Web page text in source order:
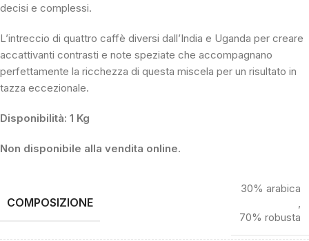
decisi e complessi.
L’intreccio di quattro caffè diversi dall’India e Uganda per creare
accattivanti contrasti e note speziate che accompagnano
perfettamente la ricchezza di questa miscela per un risultato in
tazza eccezionale.
Disponibilità: 1 Kg
Non disponibile alla vendita online.
COMPOSIZIONE
30% arabica
70% robusta